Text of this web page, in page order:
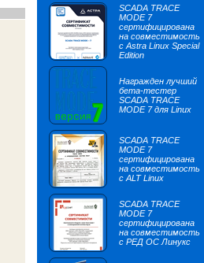
SCADA TRACE
MODE 7
сертифицирована
на совместимость
с Astra Linux Special
Edition
Награжден лучший
бета-тестер
SCADA TRACE
MODE 7 для Linux
SCADA TRACE
MODE 7
сертифицирована
на совместимость
с ALT Linux
SCADA TRACE
MODE 7
сертифицирована
на совместимость
с РЕД ОС Линукс